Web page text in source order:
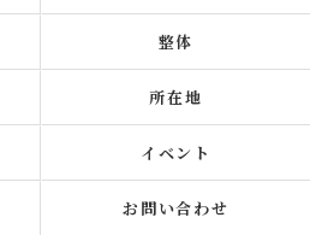
整体
所在地
イベント
お問い合わせ